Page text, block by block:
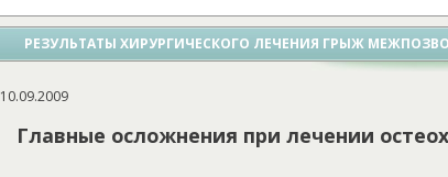
РЕЗУЛЬТАТЫ ХИРУРГИЧЕСКОГО ЛЕЧЕНИЯ ГРЫЖ
10.09.2009
Главные осложнения при лечении